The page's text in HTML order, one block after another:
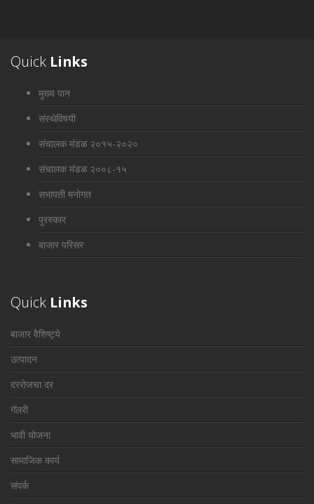
Quick Links
मुख्य पान
संस्थेविषयी
संचालक मंडळ २०१५-२०२०
संचालक मंडळ २००८-१५
सभापती मनोगत
पुरस्कार
बाजार परिसर
Quick Links
बाजार वैशिष्ट्ये
उत्पादन
दररोजचा दर
गॅलरी
भावी योजना
सामाजिक कार्य
संपर्क